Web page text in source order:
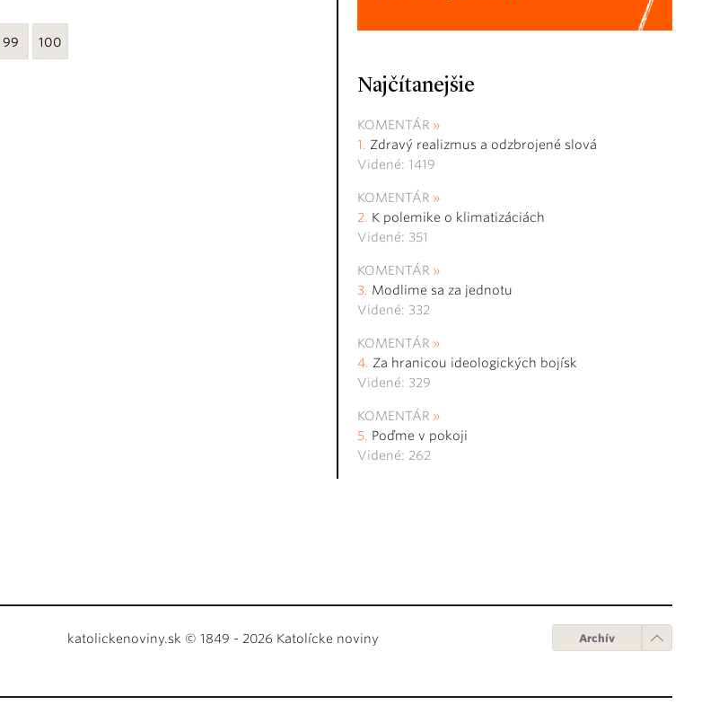
99 100
Najčítanejšie
KOMENTÁR
Zdravý realizmus a odzbrojené slová
Videné: 1419
KOMENTÁR
K polemike o klimatizáciách
Videné: 351
KOMENTÁR
Modlime sa za jednotu
Videné: 332
KOMENTÁR
Za hranicou ideologických bojísk
Videné: 329
KOMENTÁR
Poďme v pokoji
Videné: 262
katolickenoviny.sk © 1849 - 2026 Katolícke noviny Archív